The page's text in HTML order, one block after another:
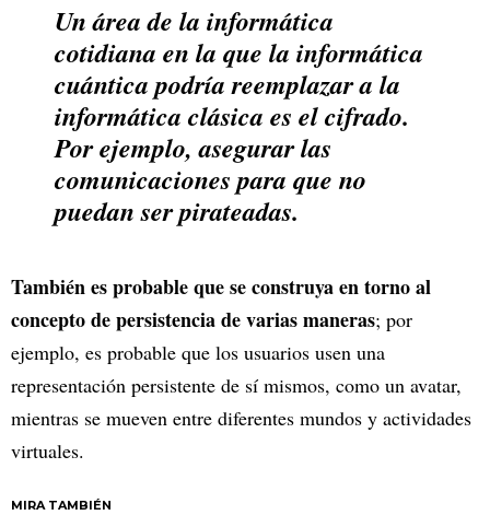
Un área de la informática
cotidiana en la que la informática
cuántica podría reemplazar a la
informática clásica es el cifrado.
Por ejemplo, asegurar las
comunicaciones para que no
puedan ser pirateadas.
También es probable que se construya en torno al
concepto de persistencia de varias maneras; por
ejemplo, es probable que los usuarios usen una
representación persistente de sí mismos, como un avatar,
mientras se mueven entre diferentes mundos y actividades
virtuales.
MIRA TAMBIÉN